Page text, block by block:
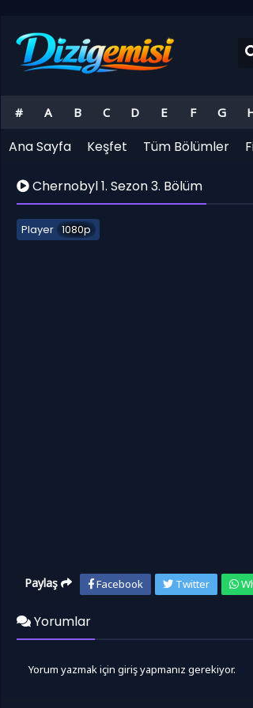
# A B C D E F G
Ana Sayfa Keşfet Tüm Bölümler
Chernobyl 1. Sezon 3. Bölüm
Player 1080p
Paylaş Facebook Twitter
Yorumlar
Yorum yazmak için giriş yapmanız gerekiyor.